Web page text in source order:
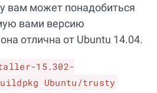
вам может понадобиться
вами версию
отлична от Ubuntu 14.04.
15.302-
Ubuntu/trusty